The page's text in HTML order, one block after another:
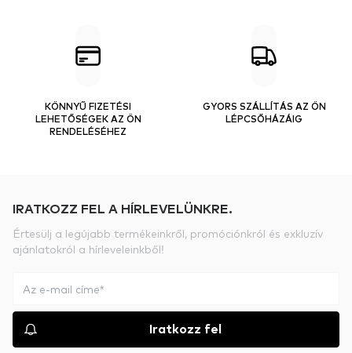
KÖNNYŰ FIZETÉSI
LEHETŐSÉGEK AZ ÖN
RENDELÉSÉHEZ
GYORS SZÁLLÍTÁS AZ ÖN
LÉPCSŐHÁZÁIG
IRATKOZZ FEL A HÍRLEVELÜNKRE.
Értesülj a legújabb termékeinkről, promóciónkról és exkluzív
ajánlatokról a hírleveleinkből!
Iratkozz fel